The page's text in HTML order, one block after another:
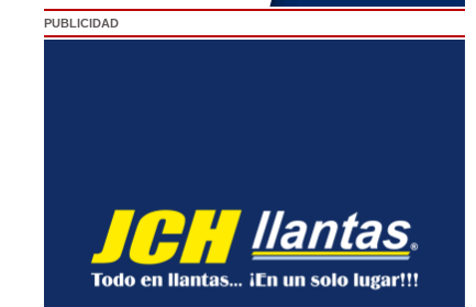
PUBLICIDAD